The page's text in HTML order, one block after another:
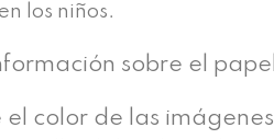
los niños.
sobre el
el color de las